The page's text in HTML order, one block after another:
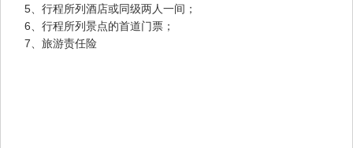
5、行程所列酒店或同级两人一间；
6、行程所列景点的首道门票；
7、旅游责任险